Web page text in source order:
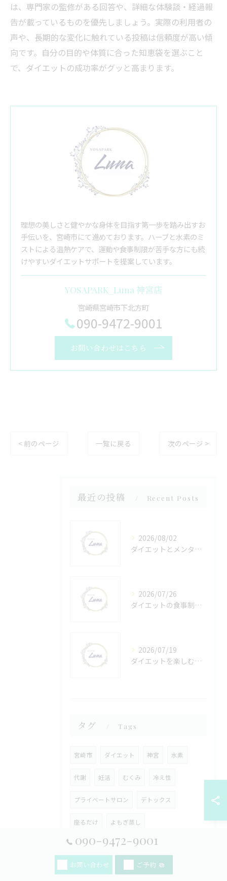
は、専門家の監修がある回答や、詳細な体験談・経過報
告が載っているものを優先しましょう。実際の利用者の
声や、長期的な変化に触れている投稿は信頼度が高い傾
向です。自分の目的や体質に合った知恵袋を選ぶこと
で、ダイエットの成功率がグッと高まります。
理想の美しさと健やかな身体を目指す第一歩を踏み出すお
手伝いを、宮崎市にて進めております。ハーブと水素のミ
ストによる温熱ケアで、運動や食事制限が苦手な方にも続
けやすいダイエットサポートを提案しています。
YOSAPARK_Luna 神宮店
宮崎県宮崎市下北方町
090-9472-9001
お問い合わせはこちら
< 前のページ 一覧に戻る 次のページ >
最近の投稿 Recent Posts
2026/08/02
ダイエットとメンタルの両面から宮崎県宮崎市西臼杵郡高千穂町で始める安心サポートガイド
2026/07/26
ダイエットの食事制限で効率的に痩せる最適な方法と1ヶ月5kg減の現実解
2026/07/19
ダイエットを楽しむ木城町でオープニングと新しい健康志向パンの見つけ方
タグ Tags
宮崎市 ダイエット 神宮 水素
代謝 妊活 むくみ 冷え性
プライベートサロン デトックス
座るだけ よもぎ蒸し
090-9472-9001
お問い合わせ ご予約